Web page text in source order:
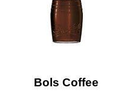
Bols Coffee